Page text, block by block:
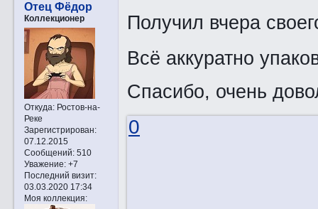
Отец Фёдор
Коллекционер
Откуда:Ростов-на-
Реке
Зарегистрирован:
07.12.2015
Сообщений:510
Уважение: +7
Последний визит:
03.03.2020 17:34
Моя коллекция:
Получил вчера
Всё аккуратно
Спасибо, очень
0